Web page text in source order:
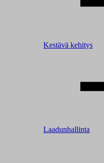
Kestävä kehitys
Laadunhallinta